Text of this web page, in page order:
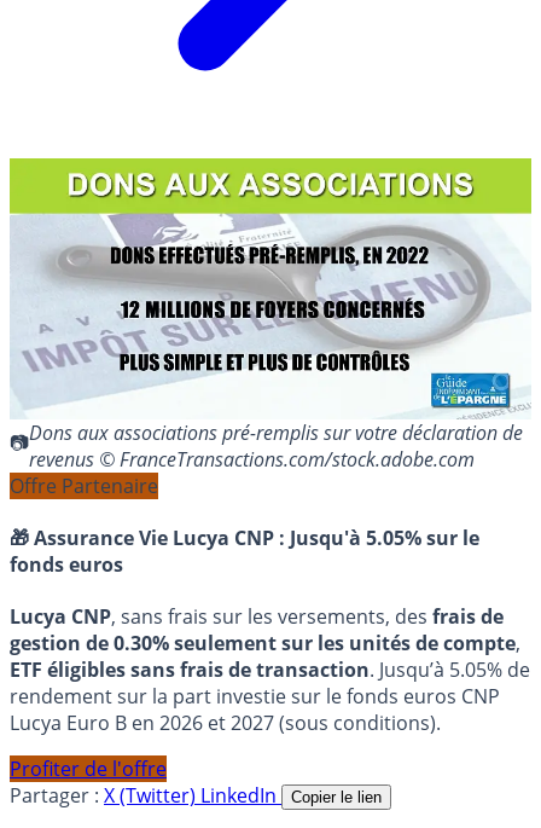
Dons aux associations pré-remplis sur votre déclaration de
revenus © FranceTransactions.com/stock.adobe.com
Offre Partenaire
🎁 Assurance Vie Lucya CNP : Jusqu'à 5.05% sur le
fonds euros
Lucya CNP, sans frais sur les versements, des frais de
gestion de 0.30% seulement sur les unités de compte,
ETF éligibles sans frais de transaction. Jusqu’à 5.05% de
rendement sur la part investie sur le fonds euros CNP
Lucya Euro B en 2026 et 2027 (sous conditions).
Profiter de l'offre
Partager : X (Twitter) LinkedIn Copier le lien